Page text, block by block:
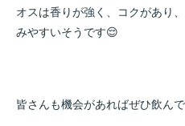
オスは香りが強く、コクがあり
みやすいそうです😌
皆さんも機会があればぜひ飲ん